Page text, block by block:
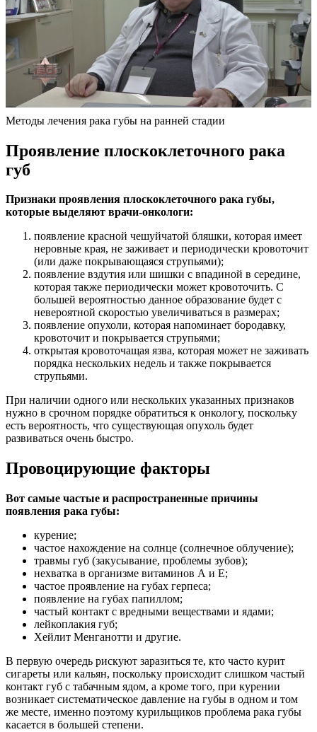
Методы лечения рака губы на ранней стадии
Проявление плоскоклеточного рака
губ
Признаки проявления плоскоклеточного рака губы,
которые выделяют врачи-онкологи:
появление красной чешуйчатой бляшки, которая имеет
неровные края, не заживает и периодически кровоточит
(или даже покрывающаяся струпьями);
появление вздутия или шишки с впадиной в середине,
которая также периодически может кровоточить. С
большей вероятностью данное образование будет с
невероятной скоростью увеличиваться в размерах;
появление опухоли, которая напоминает бородавку,
кровоточит и покрывается струпьями;
открытая кровоточащая язва, которая может не заживать
порядка нескольких недель и также покрывается
струпьями.
При наличии одного или нескольких указанных признаков
нужно в срочном порядке обратиться к онкологу, поскольку
есть вероятность, что существующая опухоль будет
развиваться очень быстро.
Провоцирующие факторы
Вот самые частые и распространенные причины
появления рака губы:
курение;
частое нахождение на солнце (солнечное облучение);
травмы губ (закусывание, проблемы зубов);
нехватка в организме витаминов А и Е;
частое проявление на губах герпеса;
появление на губах папиллом;
частый контакт с вредными веществами и ядами;
лейкоплакия губ;
Хейлит Менганотти и другие.
В первую очередь рискуют заразиться те, кто часто курит
сигареты или кальян, поскольку происходит слишком частый
контакт губ с табачным ядом, а кроме того, при курении
возникает систематическое давление на губы в одном и том
же месте, именно поэтому курильщиков проблема рака губы
касается в большей степени.